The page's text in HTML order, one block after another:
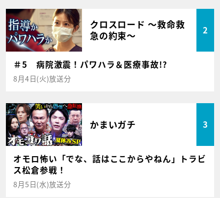
クロスロード ～救命救
急の約束～
2
＃5 病院激震！パワハラ＆医療事故!?
8月4日(火)放送分
かまいガチ 3
オモロ怖い「でな、話はここからやねん」トラビ
ス松倉参戦！
8月5日(水)放送分